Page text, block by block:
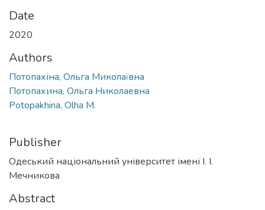
Date
2020
Authors
Потопахіна, Ольга Миколаївна
Потопахина, Ольга Николаевна
Potopakhina, Olha M.
Publisher
Одеський національний університет імені І. І.
Мечникова
Abstract